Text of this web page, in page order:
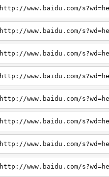
http://www.baidu.com/
http://www.baidu.com/
http://www.baidu.com/
http://www.baidu.com/
http://www.baidu.com/
http://www.baidu.com/
http://www.baidu.com/
http://www.baidu.com/